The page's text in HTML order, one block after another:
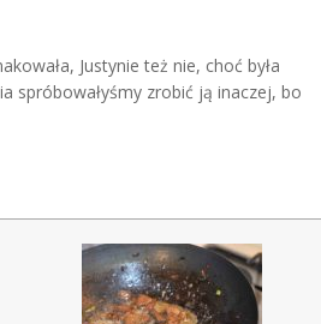
Justynie też nie, choć była
spróbowałyśmy zrobić ją inaczej, bo